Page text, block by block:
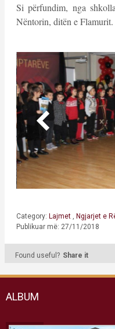
Si përfundim, nga
Nëntorin, ditën e Flamurit.
Category: Lajmet
Ngjarjet e
Publikuar më: 27/11/2018
Found useful? Share it
ALBUM